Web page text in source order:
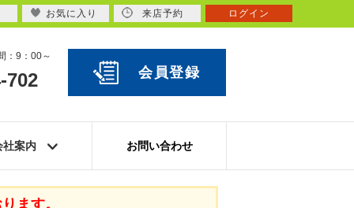
：9：00～
702 会員登録
社案内 お問い合わせ
ます。
お気に入り 来店予約 ログイン